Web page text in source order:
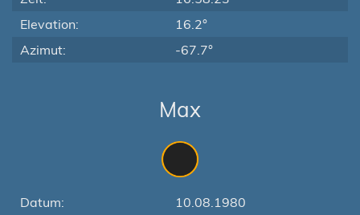
Elevation:
16.2°
Azimut:
-67.7°
Max
Datum:
10.08.1980